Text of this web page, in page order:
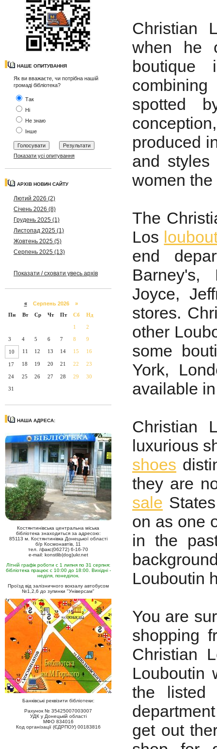
НАШЕ ОПИТУВАННЯ
Як ви вважаєте, чи потрібна нашій
громаді бібліотека?
Так
Ні
Не знаю
Інше
Показати усі опитування
АРХІВ НОВИН САЙТУ
Лютий 2026 (2)
Січень 2026 (8)
Грудень 2025 (1)
Листопад 2025 (1)
Жовтень 2025 (5)
Серпень 2025 (13)
Показати / сховати увесь архів
«Серпень 2026 »
Пн
Вт Ср Чт Пт Сб Нд
1 2
3 4 5 6 7 8 9
10 11 12 13 14 15 16
17 18 19 20 21 22 23
24 25 26 27 28 29 30
31
НАША АДРЕСА:
Костянтинівська центральна міська
бібліотека знаходиться за адресою:
85113 м. Костянтинівка Донецької області
б/р Космонавтів, 11
тел. /факс(06272) 6-16-70
e-mail: konstlib(dog)ukr.net
Літній графік роботи с 1 липня по 31 серпня:
бібліотека працює с 10:00 до 18:00. Вихідні -
неділя, понеділок.
Проїзд від залізничного вокзалу автобусом
№1,2,6 до зупинки "Універсам"
Банківські реквізити бібліотеки:
Рахунок № 35425007003007
УДК у Донецькій області
МФО 834016
Код організації (ЄДРПОУ) 00183816
Christian
when he
spotted
produced
and
women
The
Los
end
Barney's,
Joyce,
stores.
other
some
York,
available
Christian
luxurious
shoes
they are
sale
on as one
in the
Louboutin
You are
shopping
Christian
Louboutin
the listed
get out